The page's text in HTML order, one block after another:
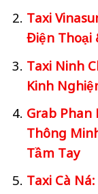
Taxi
Điện Thoại
Taxi Ninh
Kinh
Grab Phan
Thông
Tầm Tay
Taxi Cà